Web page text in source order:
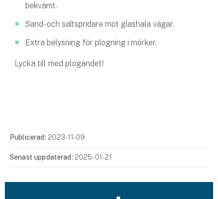
bekvämt.
Sand- och saltspridare mot glashala vägar.
Extra belysning för plogning i mörker.
Lycka till med plogandet!
Publicerad: 2023-11-09
Senast uppdaterad: 2025-01-21